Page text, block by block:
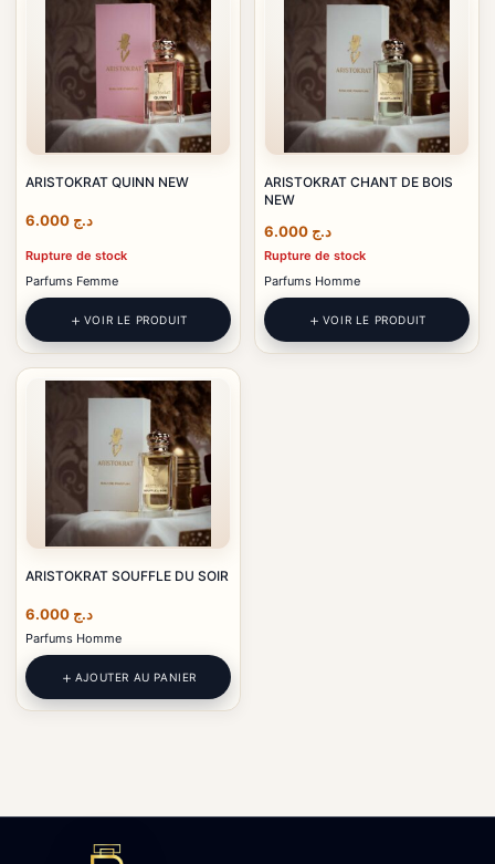
ARISTOKRAT QUINN NEW
د.ج
Rupture de stock
Parfums Femme
VOIR LE PRODUIT
ARISTOKRAT CHANT DE BOIS
NEW
د.ج
Rupture de stock
Parfums Homme
VOIR LE PRODUIT
ARISTOKRAT SOUFFLE DU SOIR
د.ج
Parfums Homme
AJOUTER AU PANIER